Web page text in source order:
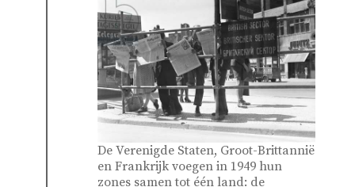
De Verenigde Staten, Groot-Brittannië
en Frankrijk voegen in 1949 hun
zones samen tot één land: de